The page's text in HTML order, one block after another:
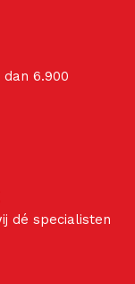
6.900
dé specialisten